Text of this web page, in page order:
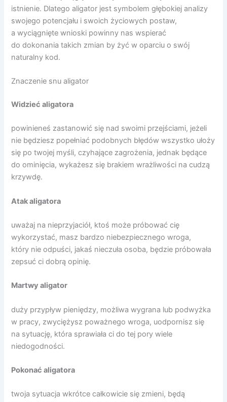
istnienie. Dlatego aligator jest symbolem głębokiej analizy
swojego potencjału i swoich życiowych postaw,
a wyciągnięte wnioski powinny nas wspierać
do dokonania takich zmian by żyć w oparciu o swój
naturalny kod.
Znaczenie snu aligator
Widzieć aligatora
powinieneś zastanowić się nad swoimi przejściami, jeżeli
nie będziesz popełniać podobnych błędów wszystko ułoży
się po twojej myśli, czyhające zagrożenia, jednak będące
do ominięcia, wykażesz się brakiem wrażliwości na cudzą
krzywdę.
Atak aligatora
uważaj na nieprzyjaciół, ktoś może próbować cię
wykorzystać, masz bardzo niebezpiecznego wroga,
który nie odpuści, jakaś nieczuła osoba, będzie próbowała
zepsuć ci dobrą opinię.
Martwy aligator
duży przypływ pieniędzy, możliwa wygrana lub podwyżka
w pracy, zwyciężysz poważnego wroga, uodpornisz się
na sytuację, która sprawiała ci do tej pory wiele
niedogodności.
Pokonać aligatora
twoja sytuacja wkrótce całkowicie się zmieni, będą